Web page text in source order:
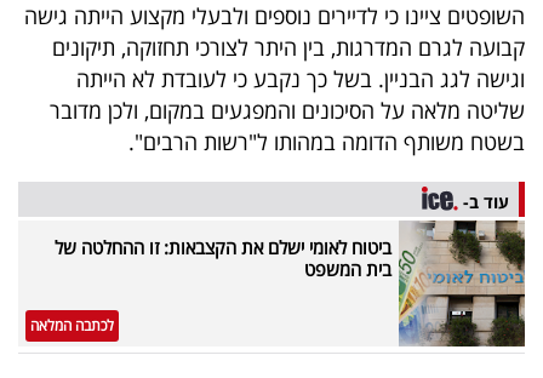
דרושים
ניוזלטרים
מייל
אדום
פרסמו
השופטים ציינו כי לדיירים נוספים ולבעלי מקצוע הייתה גישה
קבועה לגרם המדרגות, בין היתר לצורכי תחזוקה, תיקונים
וגישה לגג הבניין. בשל כך נקבע כי לעובדת לא הייתה
שליטה מלאה על הסיכונים והמפגעים במקום, ולכן מדובר
בשטח משותף הדומה במהותו ל"רשות הרבים".
עוד ב-
ביטוח לאומי ישלם את הקצבאות: זו ההחלטה של
בית המשפט
לכתבה המלאה